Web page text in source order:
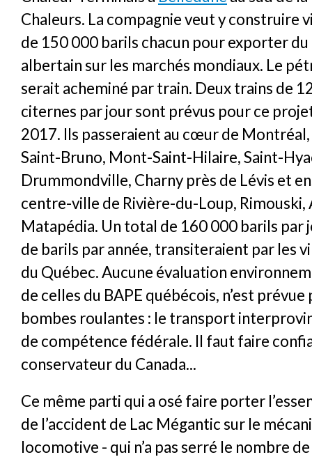
Chaleurs. La compagnie veut y construire
de 150 000 barils chacun pour exporter
albertain sur les marchés mondiaux. Le
serait acheminé par train. Deux trains de
citernes par jour sont prévus pour ce
2017. Ils passeraient au cœur de
Saint-Bruno, Mont-Saint-Hilaire, Saint-
Drummondville, Charny près de Lévis et
centre-ville de Rivière-du-Loup, Rimouski,
Matapédia. Un total de 160 000 barils par
de barils par année, transiteraient par les
du Québec. Aucune évaluation
de celles du BAPE québécois, n’est prévue
bombes roulantes : le transport
de compétence fédérale. Il faut faire
conservateur du Canada...
Ce même parti qui a osé faire porter
de l’accident de Lac Mégantic sur le
locomotive - qui n’a pas serré le nombre